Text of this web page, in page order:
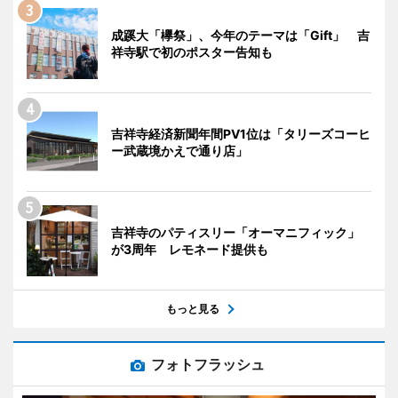
成蹊大「欅祭」、今年のテーマは「Gift」 吉
祥寺駅で初のポスター告知も
吉祥寺経済新聞年間PV1位は「タリーズコーヒ
ー武蔵境かえで通り店」
吉祥寺のパティスリー「オーマニフィック」
が3周年 レモネード提供も
もっと見る
フォトフラッシュ